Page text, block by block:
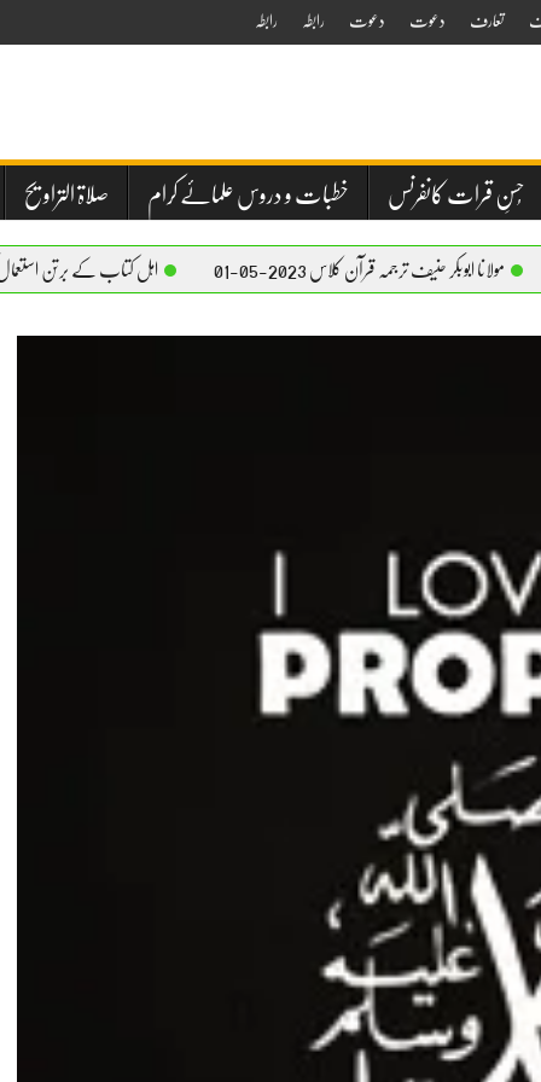
تعارف دعوت دعوت رابطہ رابطہ
حُسنِ قرات کانفرنس خطبات و دروس علمائے کرام صلاۃ التراویح
حنیف ترجمہ قرآن کلاس 2023-05-01 اہل کتاب کے برتن استعمال کرنے کا بیان